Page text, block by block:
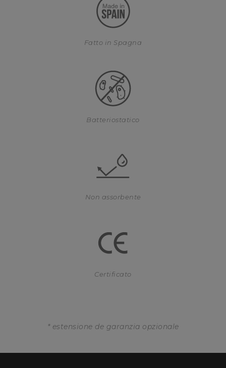
Fatto in Spagna
Batteriostatico
Non assorbente
Certificato
* estensione de garanzia opzionale